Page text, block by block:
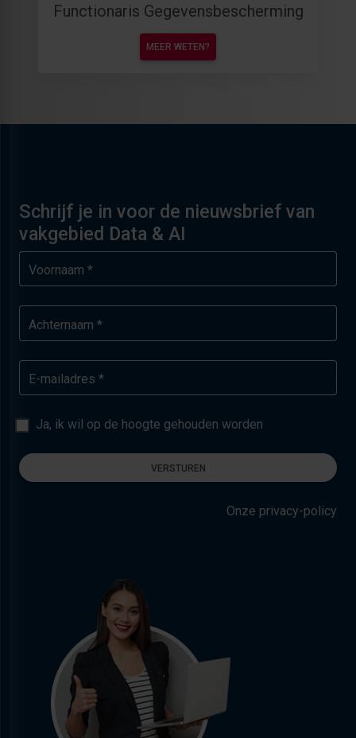
Functionaris Gegevensbescherming
MEER WETEN?
Schrijf je in voor de nieuwsbrief van
vakgebied Data & AI
Voornaam *
Achternaam *
E-mailadres *
Ja, ik wil op de hoogte gehouden worden
VERSTUREN
Onze privacy-policy